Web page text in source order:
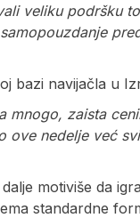
veliku podršku
bazi navijačla u
mnogo, zaista
ove nedelje već
motiviše da
standardne